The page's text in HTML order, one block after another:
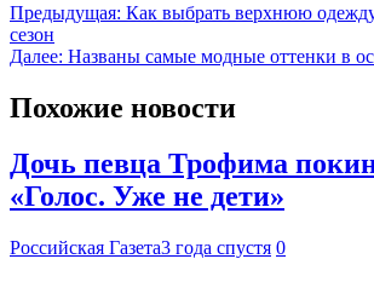
Предыдущая: Как выбрать верхнюю
сезон
Далее: Названы самые модные оттенки в
Похожие новости
Дочь певца Трофима
«Голос. Уже не дети»
Российская Газета3 года спустя 0